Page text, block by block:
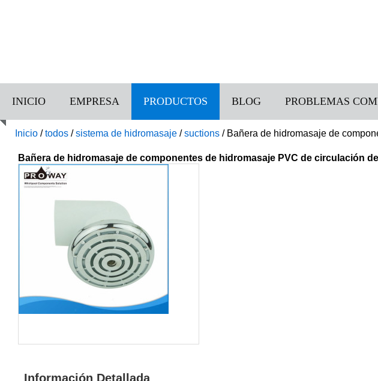
INICIO EMPRESA PRODUCTOS BLOG PROBLEMAS
Inicio /todos /sistema de hidromasaje /suctions / Bañera de hidromasaje de
Bañera de hidromasaje de componentes de hidromasaje PVC de circulación
Información Detallada